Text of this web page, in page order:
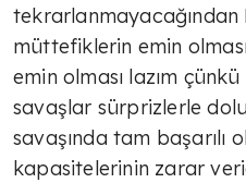
tekrarlanmayacağından
müttefiklerin emin
emin olması lazım
savaşlar sürprizlerle
savaşında tam başarılı
kapasitelerinin zarar